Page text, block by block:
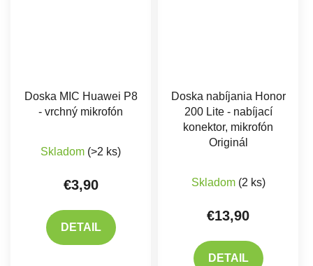
Doska MIC Huawei P8
- vrchný mikrofón
Skladom (>2 ks)
€3,90
DETAIL
Doska nabíjania Honor
200 Lite - nabíjací
konektor, mikrofón
Originál
Skladom (2 ks)
€13,90
DETAIL